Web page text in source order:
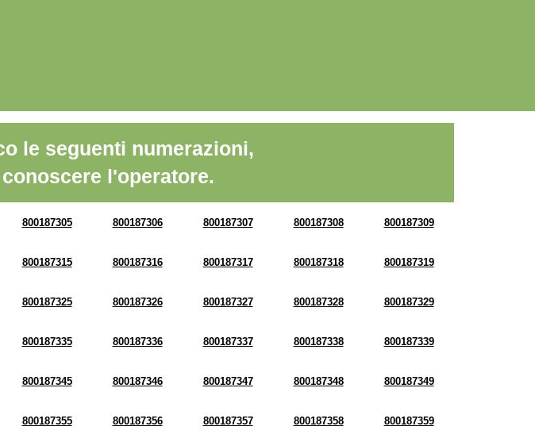
le seguenti numerazioni,
l'operatore.
800187305 800187306 800187307 800187308 800187309
800187315 800187316 800187317 800187318 800187319
800187325 800187326 800187327 800187328 800187329
800187335 800187336 800187337 800187338 800187339
800187345 800187346 800187347 800187348 800187349
800187355 800187356 800187357 800187358 800187359